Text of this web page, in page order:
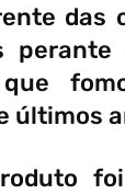
das
últimos